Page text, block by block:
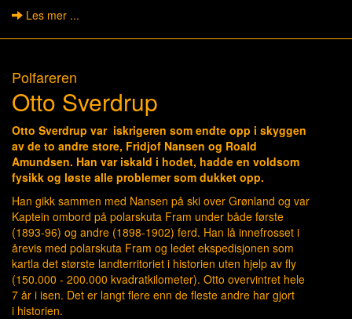
Les mer ...
Polfareren
Otto Sverdrup
Otto Sverdrup var iskrigeren som endte opp i skyggen
av de to andre store, Fridjof Nansen og Roald
Amundsen. Han var iskald i hodet, hadde en voldsom
fysikk og løste alle problemer som dukket opp.
Han gikk sammen med Nansen på ski over Grønland og var
Kaptein ombord på polarskuta Fram under både første
(1893-96) og andre (1898-1902) ferd. Han lå innefrosset i
årevis med polarskuta Fram og ledet ekspedisjonen som
kartla det største landterritoriet i historien uten hjelp av fly
(150.000 - 200.000 kvadratkilometer). Otto overvintret hele
7 år i isen. Det er langt flere enn de fleste andre har gjort
i historien.